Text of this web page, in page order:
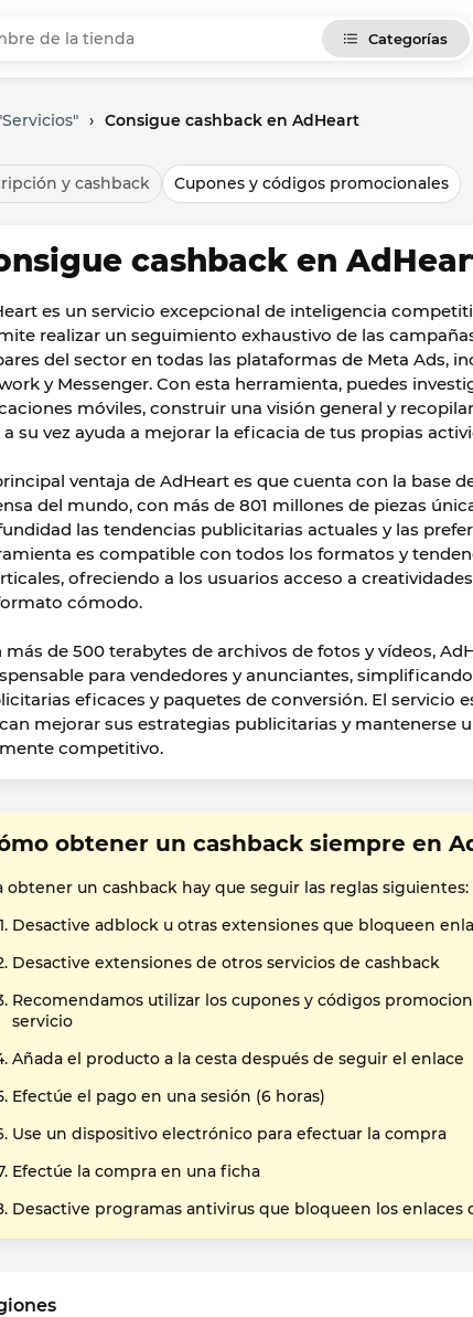
Categorías
› Consigue cashback en AdHeart
y cashback Cupones y códigos promocionales
cashback en
es un servicio excepcional de inteligencia
realizar un seguimiento exhaustivo de las
del sector en todas las plataformas de Meta Ads,
y Messenger. Con esta herramienta, puedes
móviles, construir una visión general y
a su vez ayuda a mejorar la eficacia de tus propias
ventaja de AdHeart es que cuenta con la base
del mundo, con más de 801 millones de piezas
las tendencias publicitarias actuales y las
es compatible con todos los formatos y
ofreciendo a los usuarios acceso a
cómodo.
más de 500 terabytes de archivos de fotos y vídeos,
para vendedores y anunciantes,
eficaces y paquetes de conversión. El servicio
mejorar sus estrategias publicitarias y mantenerse
competitivo.
obtener un cashback siempre en
obtener un cashback hay que seguir las reglas siguientes:
Desactive adblock u otras extensiones que bloqueen
Desactive extensiones de otros servicios de cashback
Recomendamos utilizar los cupones y códigos
servicio
Añada el producto a la cesta después de seguir el enlace
Efectúe el pago en una sesión (6 horas)
Use un dispositivo electrónico para efectuar la compra
Efectúe la compra en una ficha
Desactive programas antivirus que bloqueen los enlaces